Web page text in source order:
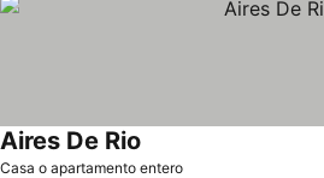
Casa o apartamento entero
Aires De Rio